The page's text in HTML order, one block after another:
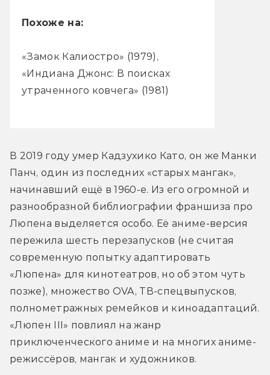
Похоже на:
«Замок Калиостро» (1979),
«Индиана Джонс: В поисках
утраченного ковчега» (1981)
В 2019 году умер Кадзухико Като, он же Манки
Панч, один из последних «старых мангак»,
начинавший ещё в 1960-е. Из его огромной и
разнообразной библиографии франшиза про
Люпена выделяется особо. Её аниме-версия
пережила шесть перезапусков (не считая
современную попытку адаптировать
«Люпена» для кинотеатров, но об этом чуть
позже), множество OVA, ТВ-спецвыпусков,
полнометражных ремейков и киноадаптаций.
«Люпен III» повлиял на жанр
приключенческого аниме и на многих аниме-
режиссёров, мангак и художников.